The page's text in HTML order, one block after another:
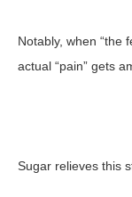
Notably, when “the
actual “pain” gets
Sugar relieves this